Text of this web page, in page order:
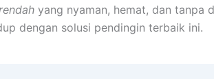
yang nyaman, hemat, dan tanpa
dengan solusi pendingin terbaik ini.